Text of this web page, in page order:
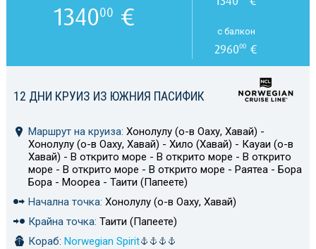
12 ДНИ КРУИЗ ИЗ ЮЖНИЯ ПАСИФИК
Маршрут на круиза: Хонолулу (о-в Оаху, Хавай) -
Хонолулу (о-в Оаху, Хавай) - Хило (Хавай) - Кауаи (о-в
Хавай) - В открито море - В открито море - В открито
море - В открито море - В открито море - Раятеа - Бора
Бора - Моореа - Таити (Папеете)
Начална точка: Хонолулу (о-в Оаху, Хавай)
Крайна точка: Таити (Папеете)
Кораб: Norwegian Spirit
134000 €
с балкон
296000 €